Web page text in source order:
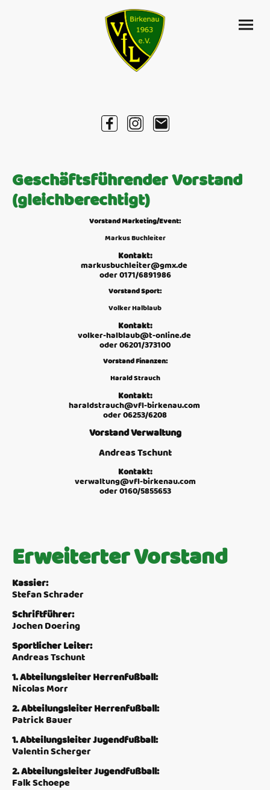
Geschäftsführender Vorstand
(gleichberechtigt)
Vorstand Marketing/Event:
Markus Buchleiter
Kontakt:
markusbuchleiter@gmx.de
oder 0171/6891986
Vorstand Sport:
Volker Halblaub
Kontakt:
volker-halblaub@t-online.de
oder 06201/373100
Vorstand Finanzen:
Harald Strauch
Kontakt:
haraldstrauch@vfl-birkenau.com
oder 06253/6208
Vorstand Verwaltung
Andreas Tschunt
Kontakt:
verwaltung@vfl-birkenau.com
oder 0160/5855653
Erweiterter Vorstand
Kassier:
Stefan Schrader
Schriftführer:
Jochen Doering
Sportlicher Leiter:
Andreas Tschunt
1. Abteilungsleiter Herrenfußball:
Nicolas Morr
2. Abteilungsleiter Herrenfußball:
Patrick Bauer
1. Abteilungsleiter Jugendfußball:
Valentin Scherger
2. Abteilungsleiter Jugendfußball:
Falk Schoepe